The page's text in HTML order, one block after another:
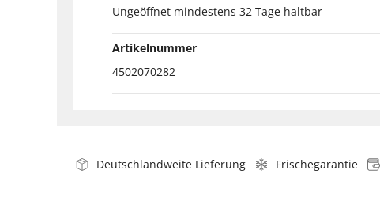
Ungeöffnet mindestens 32 Tage haltbar
Artikelnummer
4502070282
Deutschlandweite Lieferung Frischegarantie